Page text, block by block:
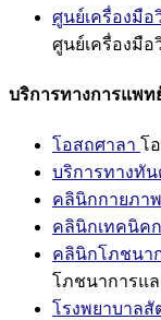
ศูนย์เครื่องมือ
ศูนย์เครื่องมือ
บริการทางการแพท
โอสถศาลา โ
บริการทางทัน
คลินิกกายภา
คลินิกเทคนิค
คลินิกโภชนา
โภชนาการแ
โรงพยาบาลสั